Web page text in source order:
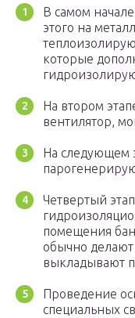
В самом
этого на
которые
На втором
вентилятор,
На следующем
Четвертый
помещения
обычно
выкладывают
Проведение
специальных